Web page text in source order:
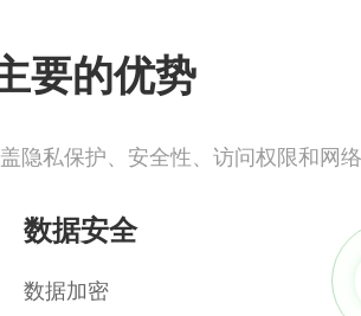
要的优势
隐私保护、安全性、访问权限和网
数据安全
数据加密